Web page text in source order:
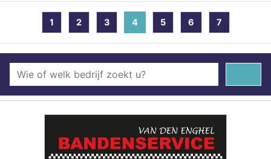
1 2 3 4 (current)
5 6 7